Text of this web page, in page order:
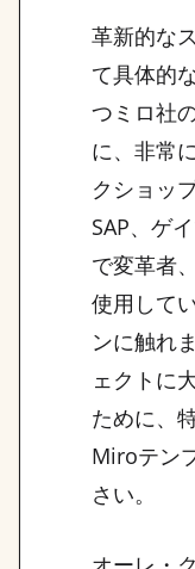
革新的な
て具体的
つミロ社
に、非常
クショッ
SAP、ゲ
で変革者
使用して
ンに触れ
ェクトに
ために、
Miroテン
さい。